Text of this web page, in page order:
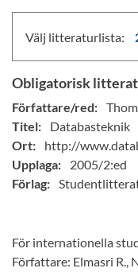
Välj litteraturlista:
Obligatorisk
Författare/red:
Titel:
Databasteknik
Ort:
http://
Upplaga:
2005/2:ed
Förlag:
För internationella
Författare: Elmasri R.,